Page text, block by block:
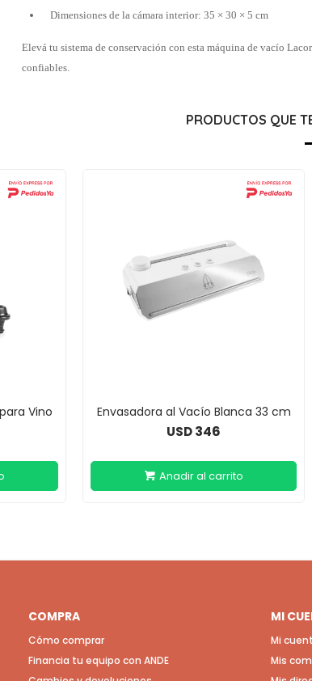
Dimensiones de la cámara interior: 35 × 30 × 5 cm
Elevá tu sistema de conservación con esta máquina de vacío
confiables.
PRODUCTOS QUE
Vino Envasadora al Vacío Blanca 33 cm
USD346
COMPRA
Cómo comprar
Financia tu equipo con ANDE
MI
Mi
Mis